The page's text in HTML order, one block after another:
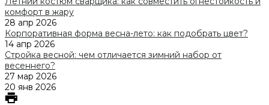
комфорт в жару
28 апр 2026
Корпоративная форма весна-лето: как подобрать цвет?
14 апр 2026
Стройка весной: чем отличается зимний набор от
весеннего?
27 мар 2026
20 янв 2026